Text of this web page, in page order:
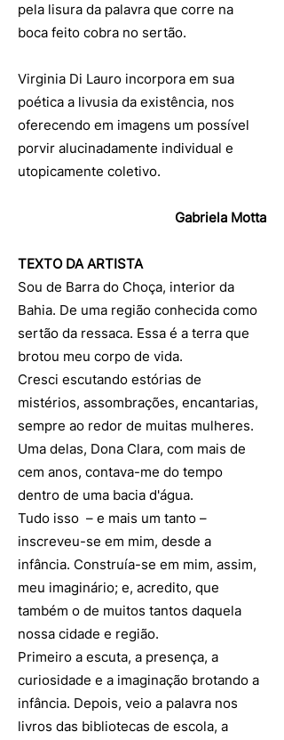
pela lisura da palavra que corre na
boca feito cobra no sertão.
Virginia Di Lauro incorpora em sua
poética a livusia da existência, nos
oferecendo em imagens um possível
porvir alucinadamente individual e
utopicamente coletivo.
Gabriela Motta
TEXTO DA ARTISTA
Sou de Barra do Choça, interior da
Bahia. De uma região conhecida como
sertão da ressaca. Essa é a terra que
brotou meu corpo de vida.
Cresci escutando estórias de
mistérios, assombrações, encantarias,
sempre ao redor de muitas mulheres.
Uma delas, Dona Clara, com mais de
cem anos, contava-me do tempo
dentro de uma bacia d'água.
Tudo isso – e mais um tanto –
inscreveu-se em mim, desde a
infância. Construía-se em mim, assim,
meu imaginário; e, acredito, que
também o de muitos tantos daquela
nossa cidade e região.
Primeiro a escuta, a presença, a
curiosidade e a imaginação brotando a
infância. Depois, veio a palavra nos
livros das bibliotecas de escola, a